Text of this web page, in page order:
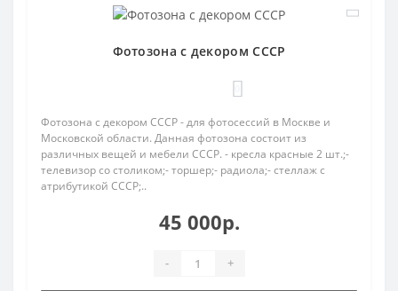
Фотозона с декором СССР
Фотозона с декором СССР - для фотосессий в Москве и
Московской области. Данная фотозона состоит из
различных вещей и мебели СССР. - кресла красные 2 шт.;-
телевизор со столиком;- торшер;- радиола;- стеллаж с
атрибутикой СССР;..
45 000р.
- +